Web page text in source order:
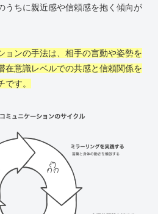
うちに親近感や信頼感を抱く傾向が
ョンの手法は、相手の言動や姿勢を
在意識レベルでの共感と信頼関係を
す。